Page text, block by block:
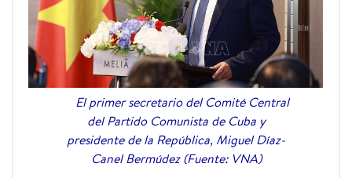
El primer secretario del Comité Central
del Partido Comunista de Cuba y
presidente de la República, Miguel Díaz-
Canel Bermúdez (Fuente: VNA)